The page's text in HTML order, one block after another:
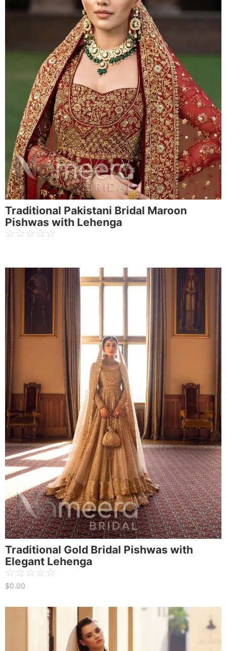
Traditional Pakistani Bridal Maroon
Pishwas with Lehenga
☆☆☆☆☆
Traditional Gold Bridal Pishwas with
Elegant Lehenga
☆☆☆☆☆
$0.00